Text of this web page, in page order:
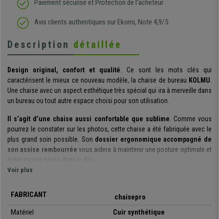
Paiement sécurisé et Protection de l'acheteur
Avis clients authentiques sur Ekomi, Note 4,9/5
Description détaillée
Design original, confort et qualité. Ce sont les mots clés qui
caractérisent le mieux ce nouveau modèle, la chaise de bureau KOLMU.
Une chaise avec un aspect esthétique très spécial qui ira à merveille dans
un bureau ou tout autre espace choisi pour son utilisation.
Il s’agit d’une chaise aussi confortable que sublime. Comme vous
pourrez le constater sur les photos, cette chaise a été fabriquée avec le
plus grand soin possible. Son dossier ergonomique accompagné de
son assise rembourrée vous aidera à maintenir une posture optimale et
éviter toutes gênes dans le dos.
différentes couleurs
, pour que vous puissiez trouver celle qui
correspond le mieux à votre espace de travail. Elle est également
Voir plus
FABRICANT
chaisepro
Matériel
Cuir synthétique